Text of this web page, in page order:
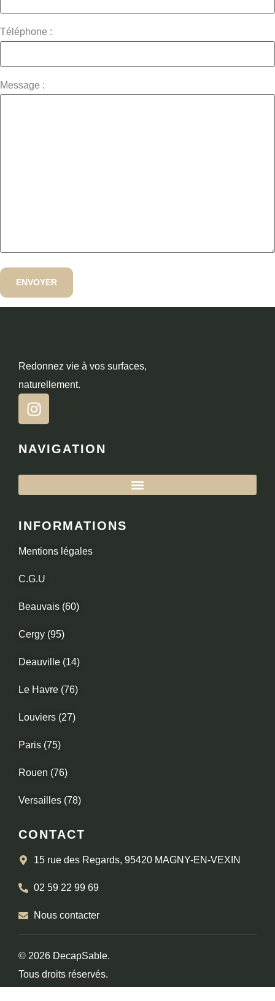
Téléphone :
Message :
Redonnez vie à vos surfaces,
naturellement.
NAVIGATION
INFORMATIONS
Mentions légales
C.G.U
Beauvais (60)
Cergy (95)
Deauville (14)
Le Havre (76)
Louviers (27)
Paris (75)
Rouen (76)
Versailles (78)
CONTACT
15 rue des Regards, 95420 MAGNY-EN-VEXIN
02 59 22 99 69
Nous contacter
© 2026 DecapSable.
Tous droits réservés.